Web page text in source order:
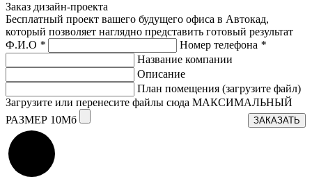
Заказ дизайн-проекта
Бесплатный проект вашего будущего офиса в Автокад,
который позволяет наглядно представить готовый результат
Ф.И.О * Номер телефона *
Название компании
Описание
План помещения (загрузите файл)
Загрузите или перенесите файлы сюда МАКСИМАЛЬНЫЙ
РАЗМЕР 10Мб
ЗАКАЗАТЬ